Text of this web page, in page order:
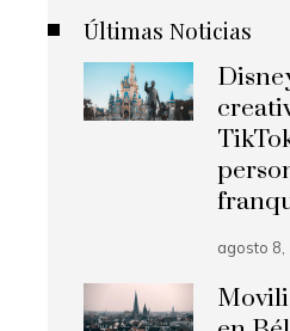
Últimas Noticias
agosto 8,